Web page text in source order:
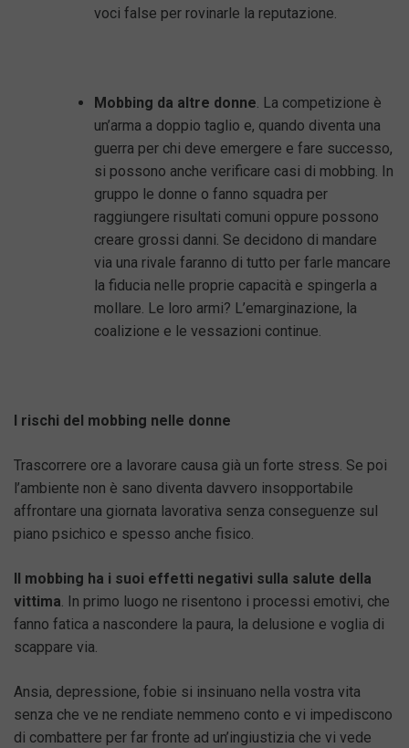
voci false per rovinarle la reputazione.
Mobbing da altre donne. La competizione è
un’arma a doppio taglio e, quando diventa una
guerra per chi deve emergere e fare successo,
si possono anche verificare casi di mobbing. In
gruppo le donne o fanno squadra per
raggiungere risultati comuni oppure possono
creare grossi danni. Se decidono di mandare
via una rivale faranno di tutto per farle mancare
la fiducia nelle proprie capacità e spingerla a
mollare. Le loro armi? L’emarginazione, la
coalizione e le vessazioni continue.
I rischi del mobbing nelle donne
Trascorrere ore a lavorare causa già un forte stress. Se poi
l’ambiente non è sano diventa davvero insopportabile
affrontare una giornata lavorativa senza conseguenze sul
piano psichico e spesso anche fisico.
Il mobbing ha i suoi effetti negativi sulla salute della
vittima. In primo luogo ne risentono i processi emotivi, che
fanno fatica a nascondere la paura, la delusione e voglia di
scappare via.
Ansia, depressione, fobie si insinuano nella vostra vita
senza che ve ne rendiate nemmeno conto e vi impediscono
di combattere per far fronte ad un’ingiustizia che vi vede